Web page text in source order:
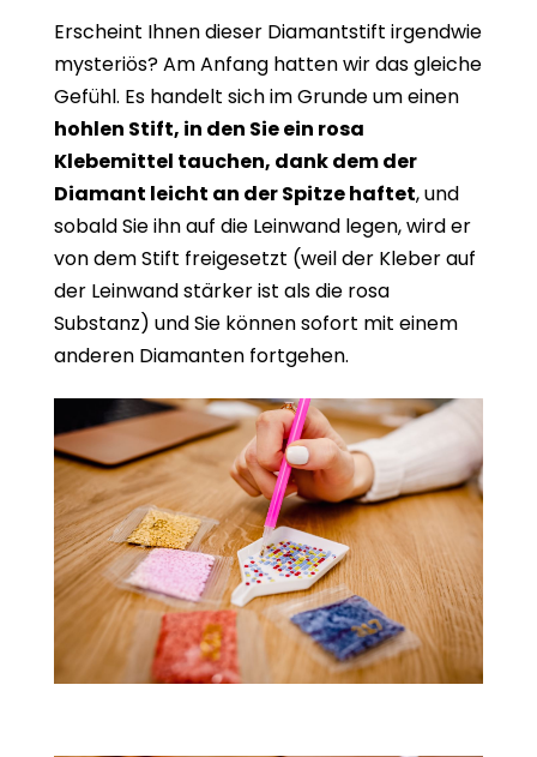
Erscheint Ihnen dieser Diamantstift irgendwie
mysteriös? Am Anfang hatten wir das gleiche
Gefühl. Es handelt sich im Grunde um einen
hohlen Stift, in den Sie ein rosa
Klebemittel tauchen, dank dem der
Diamant leicht an der Spitze haftet, und
sobald Sie ihn auf die Leinwand legen, wird er
von dem Stift freigesetzt (weil der Kleber auf
der Leinwand stärker ist als die rosa
Substanz) und Sie können sofort mit einem
anderen Diamanten fortgehen.